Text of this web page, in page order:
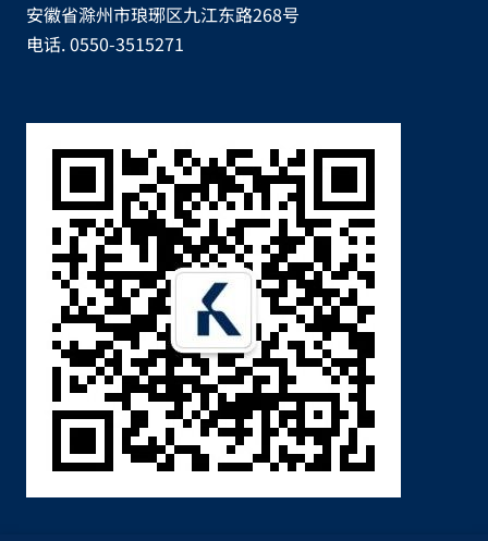
安徽省滁州市琅琊区九江东路268号
电话. 0550-3515271